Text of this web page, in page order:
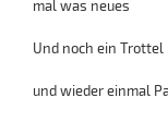
mal was neues
Und noch ein Trottel
und wieder einmal